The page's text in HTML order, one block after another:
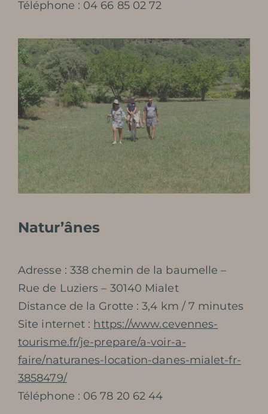
Téléphone : 04 66 85 02 72
Natur’ânes
Adresse : 338 chemin de la baumelle –
Rue de Luziers – 30140 Mialet
Distance de la Grotte : 3,4 km / 7 minutes
Site internet : https://www.cevennes-
tourisme.fr/je-prepare/a-voir-a-
faire/naturanes-location-danes-mialet-fr-
3858479/
Téléphone : 06 78 20 62 44